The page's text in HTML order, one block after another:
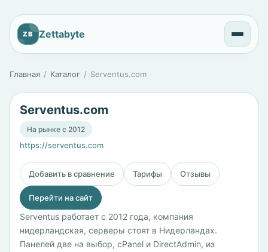
ZB Zettabyte
Главная Каталог Serventus.com
Serventus.com
На рынке с 2012
https://serventus.com
Добавить в сравнение Тарифы Отзывы
Перейти на сайт
Serventus работает с 2012 года, компания
нидерландская, серверы стоят в Нидерландах.
Панелей две на выбор, cPanel и DirectAdmin, из